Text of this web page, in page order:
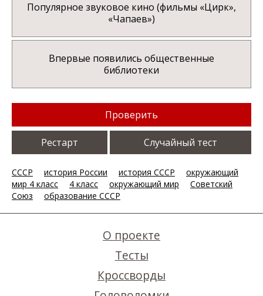
Популярное звуковое кино (фильмы «Цирк»,
«Чапаев»)
Впервые появились общественные
библиотеки
Проверить
Рестарт Случайный тест
СССР история России история СССР
окружающий
мир 4 класс
4 класс окружающий мир
Советский
Союз
образование СССР
О проекте
Тесты
Кроссворды